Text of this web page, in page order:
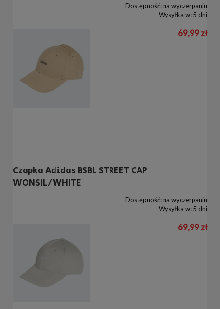
Dostępność: na wyczerpaniu
Wysyłka w: 5 dni
69,99 zł
Czapka Adidas BSBL STREET CAP
WONSIL/WHITE
Dostępność: na wyczerpaniu
Wysyłka w: 5 dni
69,99 zł